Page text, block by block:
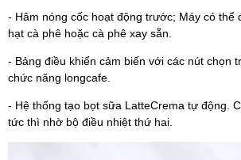
- Hâm nóng cốc hoạt động trước; Máy có thể
hạt cà phê hoặc cà phê xay sẵn.
- Bảng điều khiển cảm biến với các nút chọn
chức năng longcafe.
- Hệ thống tạo bọt sữa LatteCrema tự động.
tức thì nhờ bộ điều nhiệt thứ hai.